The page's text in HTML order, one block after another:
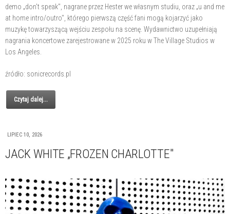
demo „don't speak", nagrane przez Hester we własnym studiu, oraz „u and me
at home intro/outro", którego pierwszą część fani mogą kojarzyć jako
muzykę towarzyszącą wejściu zespołu na scenę. Wydawnictwo uzupełniają
nagrania koncertowe zarejestrowane w 2025 roku w The Village Studios w
Los Angeles.
źródło: sonicrecords.pl
Czytaj dalej...
LIPIEC 10, 2026
JACK WHITE „FROZEN CHARLOTTE"